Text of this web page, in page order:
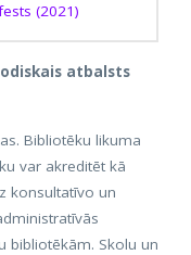
(2021)
atbalsts
Bibliotēku likuma
var akreditēt kā
konsultatīvo un
bibliotēkām. Skolu un